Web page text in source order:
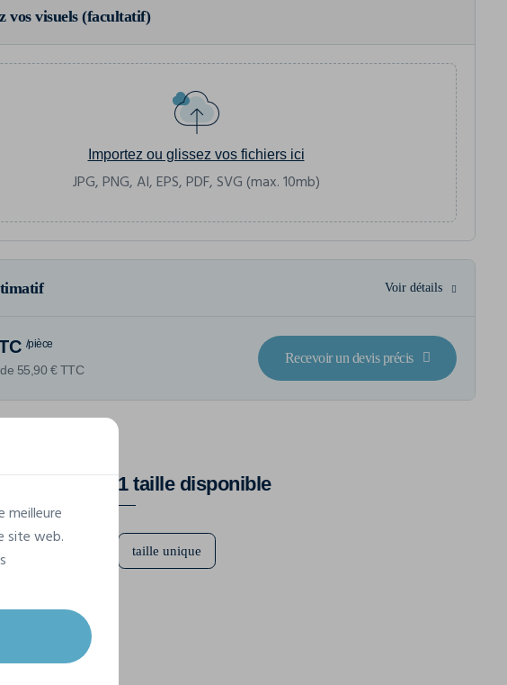
vos visuels (facultatif)
Importez ou glissez vos fichiers ici
JPG, PNG, AI, EPS, PDF, SVG (max. 10mb)
Voir détails
/pièce
55,90 € TTC
Recevoir un devis précis
4Do
22X16X12CM
1 taille disponible
taille unique
meilleure
site web.